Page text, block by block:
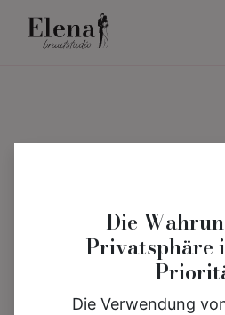
Die
Privatsphäre
Die Verwendung